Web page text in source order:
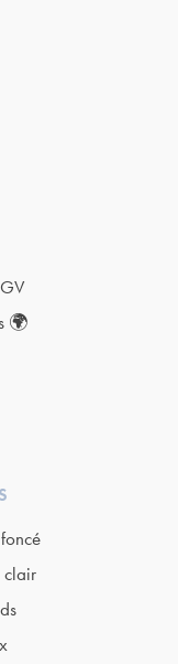
🌍
clair